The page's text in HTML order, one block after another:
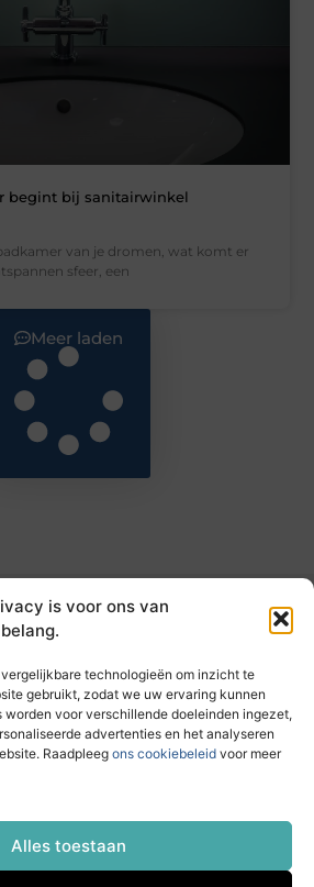
is voor ons van
technologieën om inzicht te
gebruikt, zodat we uw ervaring kunnen
voor verschillende doeleinden ingezet,
advertenties en het analyseren
Raadpleeg ons cookiebeleid voor meer
Alles toestaan
begint bij sanitairwinkel
van je dromen, wat komt er
sfeer, een
Meer laden
inzichten op taec.nl
inspiratie en praktische tips die